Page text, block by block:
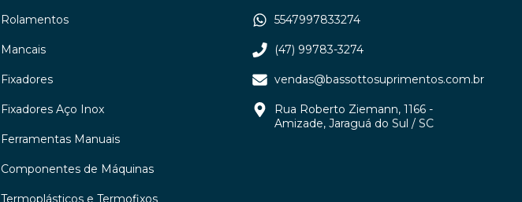
Rolamentos
Mancais
Fixadores
Fixadores Aço Inox
Ferramentas Manuais
Componentes de Máquinas
Termoplásticos e Termofixos
5547997833274
(47) 99783-3274
vendas@bassottosuprimentos.com.br
Rua Roberto Ziemann, 1166 -
Amizade, Jaraguá do Sul / SC